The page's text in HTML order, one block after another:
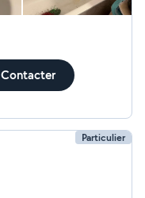
Contacter
Particulier